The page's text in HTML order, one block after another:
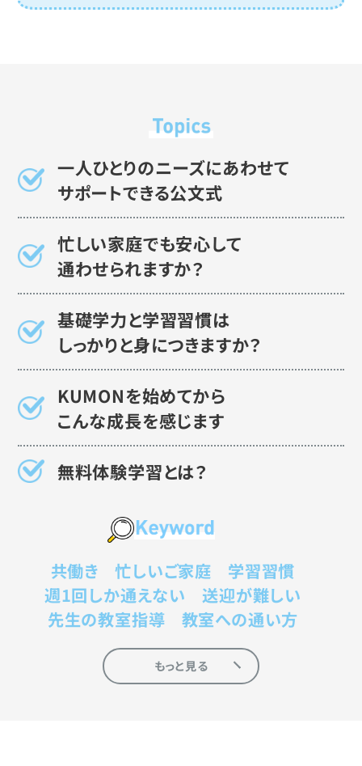
一人ひとりのニーズにあわせて
サポートできる公文式
忙しい家庭でも安心して
通わせられますか？
基礎学力と学習習慣は
しっかりと身につきますか？
KUMONを始めてから
こんな成長を感じます
無料体験学習とは？
共働き 忙しいご家庭
学習習慣
週1回しか通えない
送迎が難しい
先生の教室指導
教室への通い方
もっと見る